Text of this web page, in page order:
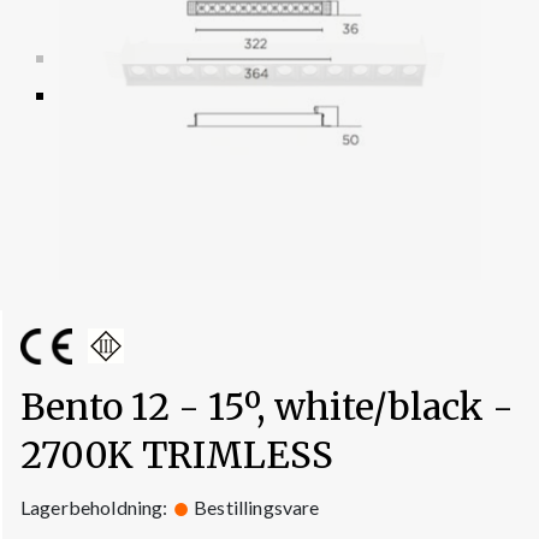
Bento 12 - 15º, white/black -
2700K TRIMLESS
Lagerbeholdning: Bestillingsvare